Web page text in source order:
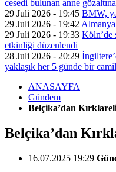
cesedi bulunan anne gözaltına
29 Juli 2026 - 19:45 BMW,
29 Juli 2026 - 19:42
29 Juli 2026 - 19:33 Köln’de
etkinliği düzenlendi
28 Juli 2026 - 20:29
yaklaşık her 5 günde bir
ANASAYFA
Gündem
Belçika’dan
Belçika’dan
16.07.2025 19:29